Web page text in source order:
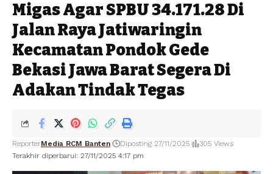
Migas Agar SPBU 34.171.28 Di
Jalan Raya Jatiwaringin
Kecamatan Pondok Gede
Bekasi Jawa Barat Segera Di
Adakan Tindak Tegas
Terakhir diperbarui: 27/11/2025 4:17 pm
ReporterMedia RCM Banten Diposting 27/11/2025 305 Views